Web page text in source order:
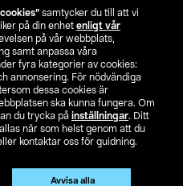
samtycker du till att vi
på din enhet enligt vår
på vår webbplats,
samt anpassa våra
fyra kategorier av cookies:
annonsering. För nödvändiga
dessa cookies är
ska kunna fungera. Om
du trycka på inställningar. Ditt
när som helst genom att du
kontaktar oss för guidning.
Avvisa alla
butik
FI
exklusive moms